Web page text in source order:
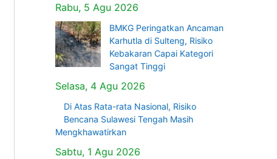
Rabu, 5 Agu 2026
BMKG Peringatkan Ancaman
Karhutla di Sulteng, Risiko
Kebakaran Capai Kategori
Sangat Tinggi
Selasa, 4 Agu 2026
Di Atas Rata-rata Nasional, Risiko
Bencana Sulawesi Tengah Masih
Mengkhawatirkan
Sabtu, 1 Agu 2026